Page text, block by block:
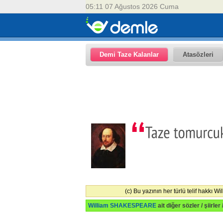
05:11 07 Ağustos 2026 Cuma
Demi Taze Kalanlar Atasözleri
(c) Bu yazının her türlü telif hakkı
William SHAKESPEARE ait diğer sözler / şiirler